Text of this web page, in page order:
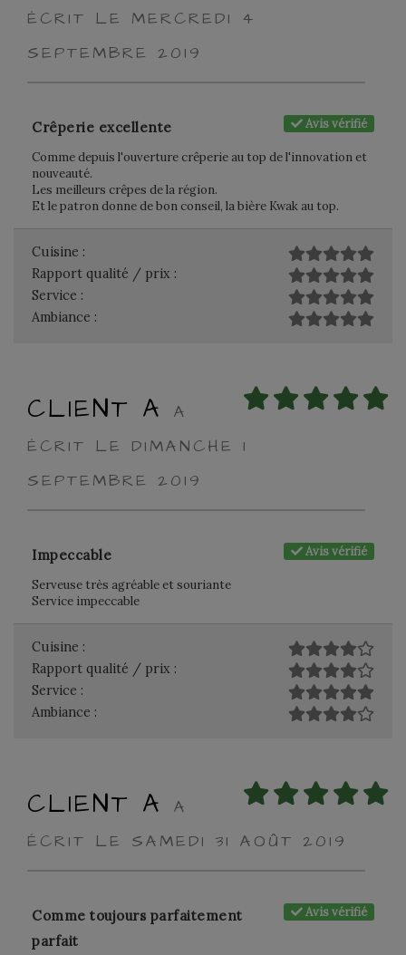
ÉCRIT LE MERCREDI 4
SEPTEMBRE 2019
Avis vérifié
Crêperie excellente
Comme depuis l'ouverture crêperie au top de l'innovation et
nouveauté.
Les meilleurs crêpes de la région.
Et le patron donne de bon conseil, la bière Kwak au top.
Cuisine :
Rapport qualité / prix :
Service :
Ambiance :
CLIENT A
A
ÉCRIT LE DIMANCHE 1
SEPTEMBRE 2019
Avis vérifié
Impeccable
Serveuse très agréable et souriante
Service impeccable
Cuisine :
Rapport qualité / prix :
Service :
Ambiance :
CLIENT A
A
ÉCRIT LE SAMEDI 31 AOÛT 2019
Avis vérifié
Comme toujours parfaitement
parfait